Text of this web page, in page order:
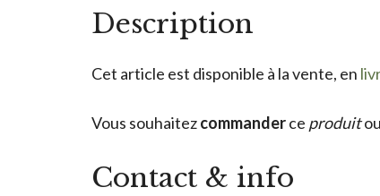
Description
Cet article est disponible à la vente, en
Vous souhaitezcommanderce produit
Contact & info